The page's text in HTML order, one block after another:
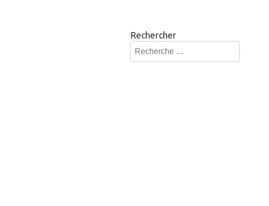
Rechercher